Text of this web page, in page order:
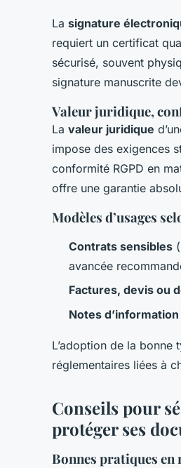
La signature
requiert un certificat
sécurisé, souvent
signature manuscrite
Valeur juridique,
La valeur juridique
impose des exigences
conformité RGPD en
offre une garantie
Modèles d’usages
Contrats sensibles
avancée
Factures, devis ou
Notes
L’adoption de la bonne
réglementaires liées à
Conseils pour
protéger ses
Bonnes pratiques